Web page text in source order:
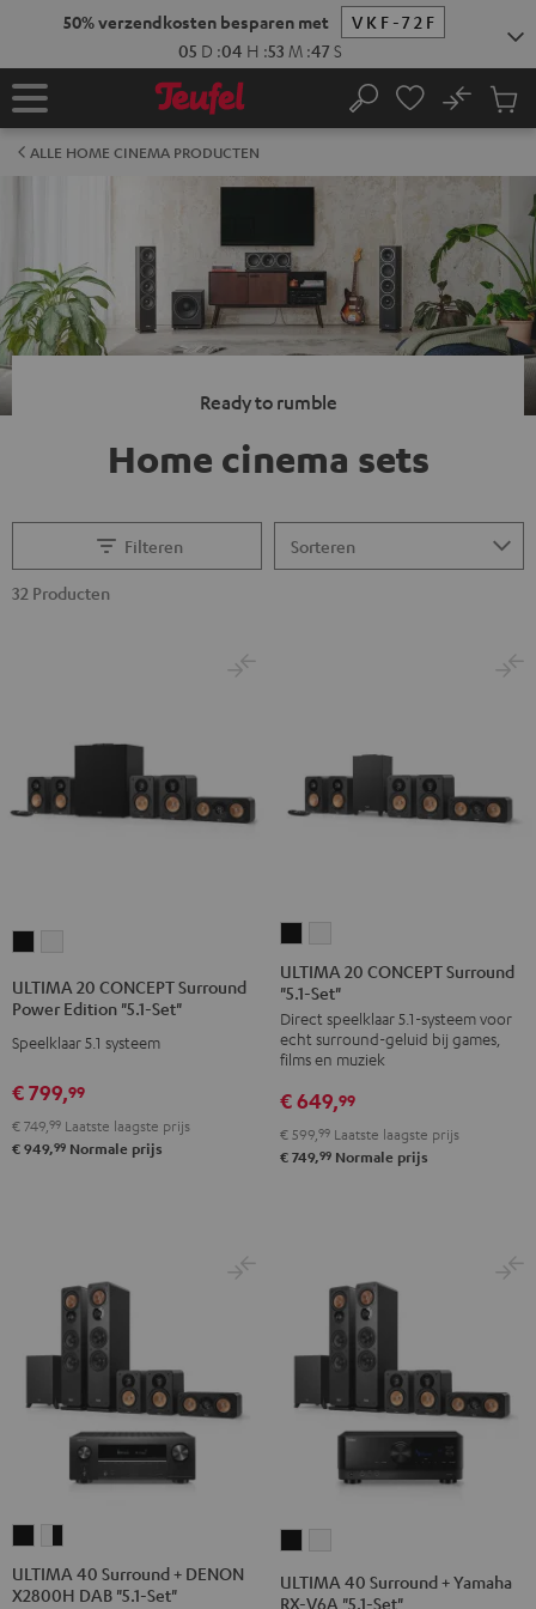
Home Zoeken
No
ALLE HOME CINEMA PRODUCTEN
Ready to rumble
Home cinema sets
Filteren
32 Producten
CONCEPT
Edition
"5.1-
Set"
CONCEPT
Edition
Set"
ULTIMA 20 CONCEPT Surround
Power Edition "5.1-Set"
Speelklaar 5.1 systeem
€ 799,99
€ 749, 99 Laatste laagste prijs
€ 949,99 Normale prijs
20
CONCEPT
Surround
"5.1-
Zwart
20
CONCEPT
Surround
"5.1-
Wit
ULTIMA 20 CONCEPT Surround
"5.1-Set"
Direct speelklaar 5.1-systeem voor
echt surround-geluid bij games,
films en muziek
€ 649,99
€ 599, 99 Laatste laagste prijs
€ 749,99 Normale prijs
40
Surround
40
Surround
ULTIMA 40 Surround + DENON
X2800H DAB "5.1-Set"
Surround
Surround
ULTIMA 40 Surround + Yamaha
RX-V6A "5.1-Set"